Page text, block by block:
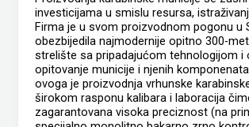
investicijama u smislu resursa,
Firma je u svom proizvodnom pogonu u
obezbijedila najmodernije opitno 300-
strelište sa pripadajućom tehnologijom i
opitovanje municije i njenih
ovoga je proizvodnja vrhunske
širokom rasponu kalibara i laboracija
zagarantovana visoka preciznost (na